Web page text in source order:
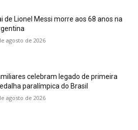
de Lionel Messi morre aos 68 anos na
agosto de 2026
celebram legado de primeira
paralímpica do Brasil
agosto de 2026